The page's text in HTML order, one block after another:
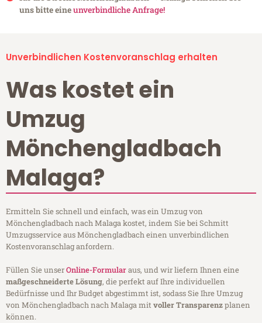
uns bitte eineunverbindliche Anfrage!
Unverbindlichen Kostenvoranschlag erhalten
Was kostet ein
Umzug
Mönchengladbach
Malaga?
Ermitteln Sie schnell und einfach, was ein Umzug von
Mönchengladbach nach Malaga kostet, indem Sie bei Schmitt
Umzugsservice aus Mönchengladbach einen unverbindlichen
Kostenvoranschlag anfordern.
Füllen Sie unserOnline-Formularaus, und wir liefern Ihnen eine
maßgeschneiderte Lösung, die perfekt auf Ihre individuellen
Bedürfnisse und Ihr Budget abgestimmt ist, sodass Sie Ihre Umzug
von Mönchengladbach nach Malaga mitvoller Transparenzplanen
können.